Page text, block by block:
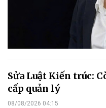
Sửa Luật Kiến trúc:
cấp quản lý
08/08/2026 04:15